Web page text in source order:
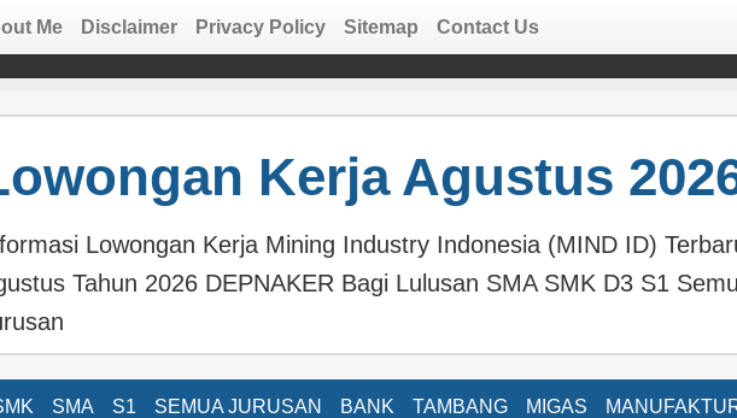
Me Disclaimer Privacy Policy Sitemap Contact Us
Kerja Agustus
Lowongan Kerja Mining Industry Indonesia (MIND ID)
Tahun 2026 DEPNAKER Bagi Lulusan SMA SMK D3 S1
SMA S1 SEMUA JURUSAN BANK TAMBANG MIGAS